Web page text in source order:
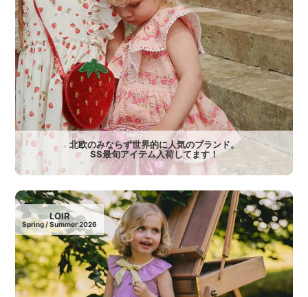
北欧のみならず世界的に人気のブランド。
SS最旬アイテム入荷してます！
LOIR
Spring / Summer 2026